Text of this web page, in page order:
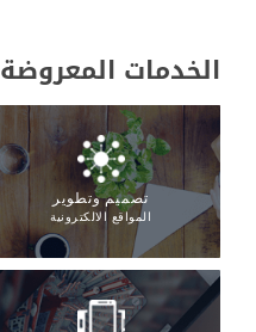
الخدمات المعروضة
تصميم وتطوير
المواقع الالكترونية